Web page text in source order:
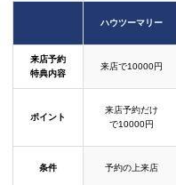
ハウツーマリー
来店予約
特典内容
来店で10000円
ポイント
来店予約だけ
で10000円
条件 予約の上来店